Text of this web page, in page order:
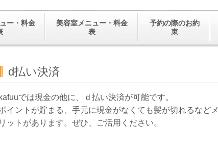
ー・料金
美容室メニュー・料金
表
予約の際のお約
束
d払い決済
kafuuでは現金の他に、ｄ払い決済が可能です。
イントが貯まる、手元に現金がなくても髪が切れるなどメ
リットがあります。ぜひ、ご活用ください。